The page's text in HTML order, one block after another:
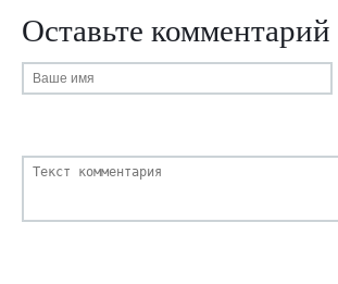
Оставьте комментарий